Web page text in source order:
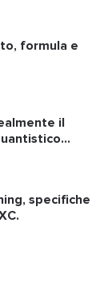
formula e
il
specifiche